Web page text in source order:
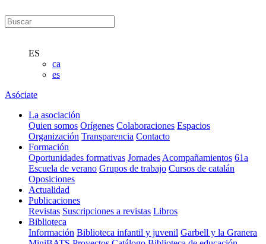
ES
ca
es
Asóciate
La asociación
Quien somos Orígenes Colaboraciones Espacios
Organización Transparencia Contacto
Formación
Oportunidades formativas Jornades Acompañamientos 61a
Escuela de verano Grupos de trabajo Cursos de catalán
Oposiciones
Actualidad
Publicaciones
Revistas Suscripciones a revistas Libros
Biblioteca
Información Biblioteca infantil y juvenil Garbell y la Granera